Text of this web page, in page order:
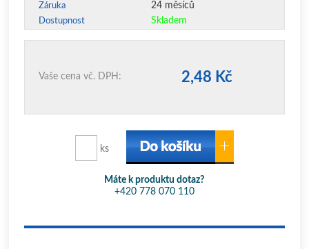
Záruka 24 měsíců
Dostupnost Skladem
Vaše cena vč. DPH: 2,48 Kč
ks
Máte k produktu dotaz?
+420 778 070 110